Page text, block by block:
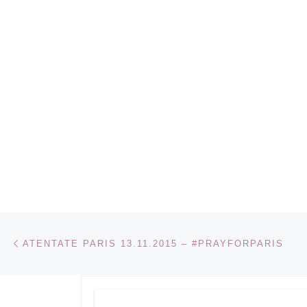
Navigare în articole
ATENTATE PARIS 13.11.2015 – #PRAYFORPARIS